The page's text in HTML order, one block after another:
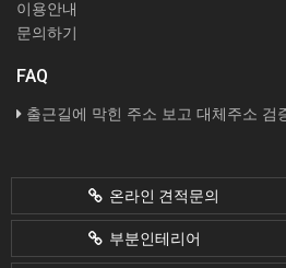
이용안내
문의하기
FAQ
출근길에 막힌 주소 보고 대체주소 검
온라인 견적문의
부분인테리어